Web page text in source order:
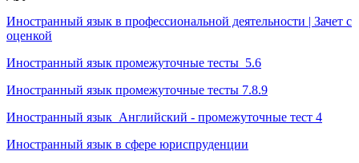
Иностранный язык в профессиональной деятельности | Зачет с
оценкой
Иностранный язык промежуточные тесты 5.6
Иностранный язык промежуточные тесты 7.8.9
Иностранный язык_Английский - промежуточные тест 4
Иностранный язык в сфере юриспруденции